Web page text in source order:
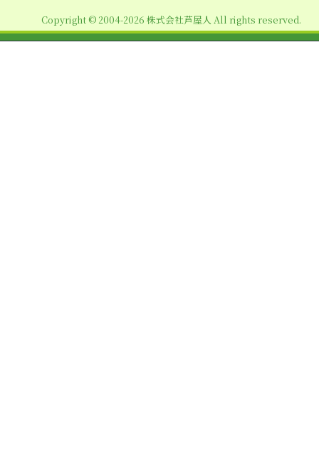
ン
Copyright © 2004-2026 株式会社芦屋人 All rights reserved.